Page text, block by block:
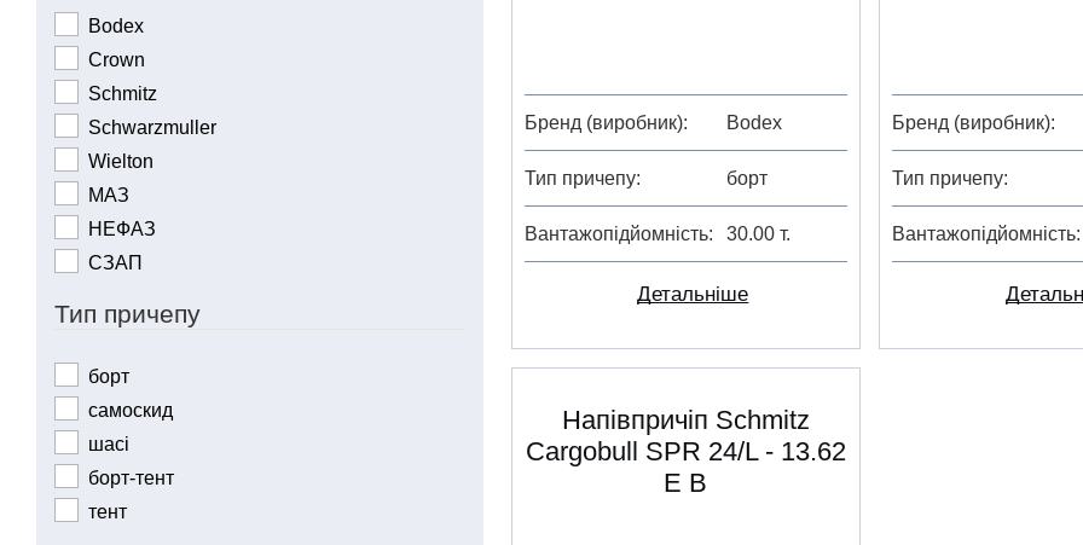
Бренд (виробник) Bodex
Тип причепу борт
Вантажопідйомність 30.00 т.
Детальніше
Бренд (виробник)
Тип причепу
Вантажопідйомність
Напівпричіп Schmitz
Cargobull SPR 24/L - 13.62
E B
Bodex
Crown
Schmitz
Schwarzmuller
Wielton
МАЗ
НЕФАЗ
СЗАП
Тип причепу
борт
самоскид
шасі
борт-тент
тент